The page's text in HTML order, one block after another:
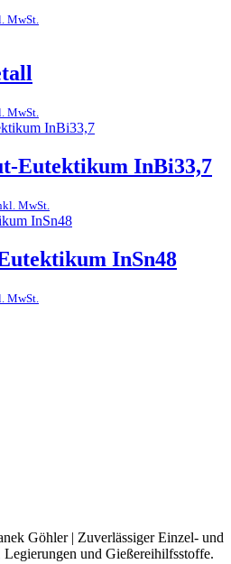
€
€
MwSt.
€
€
MwSt.
Eutektikum InBi33,7
€
€
MwSt.
InSn48
MwSt.
Göhler | Zuverlässiger Einzel- und
und Gießereihilfsstoffe.